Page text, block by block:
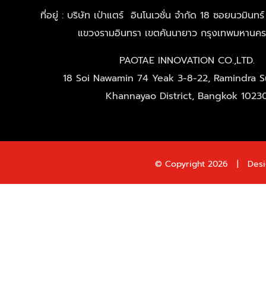
ที่อยู่ : บริษัท เป่าแตร์ อินโนเวชั่น จำกัด 18 ซอยนวมินท
แขวงรามอินทรา เขตคันนายาว กรุงเทพมหานค
PAOTAE INNOVATION CO.,LTD.
18 Soi Nawamin 74 Yeak 3-8-22, Ramindra
Khannayao District, Bangkok
© Copyright 2026 |